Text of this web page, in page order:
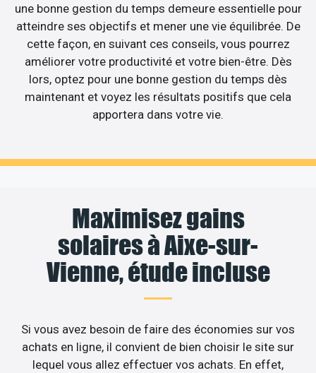
une bonne gestion du temps demeure essentielle pour
atteindre ses objectifs et mener une vie équilibrée. De
cette façon, en suivant ces conseils, vous pourrez
améliorer votre productivité et votre bien-être. Dès
lors, optez pour une bonne gestion du temps dès
maintenant et voyez les résultats positifs que cela
apportera dans votre vie.
Maximisez gains
solaires à Aixe-sur-
Vienne, étude incluse
Si vous avez besoin de faire des économies sur vos
achats en ligne, il convient de bien choisir le site sur
lequel vous allez effectuer vos achats. En effet,